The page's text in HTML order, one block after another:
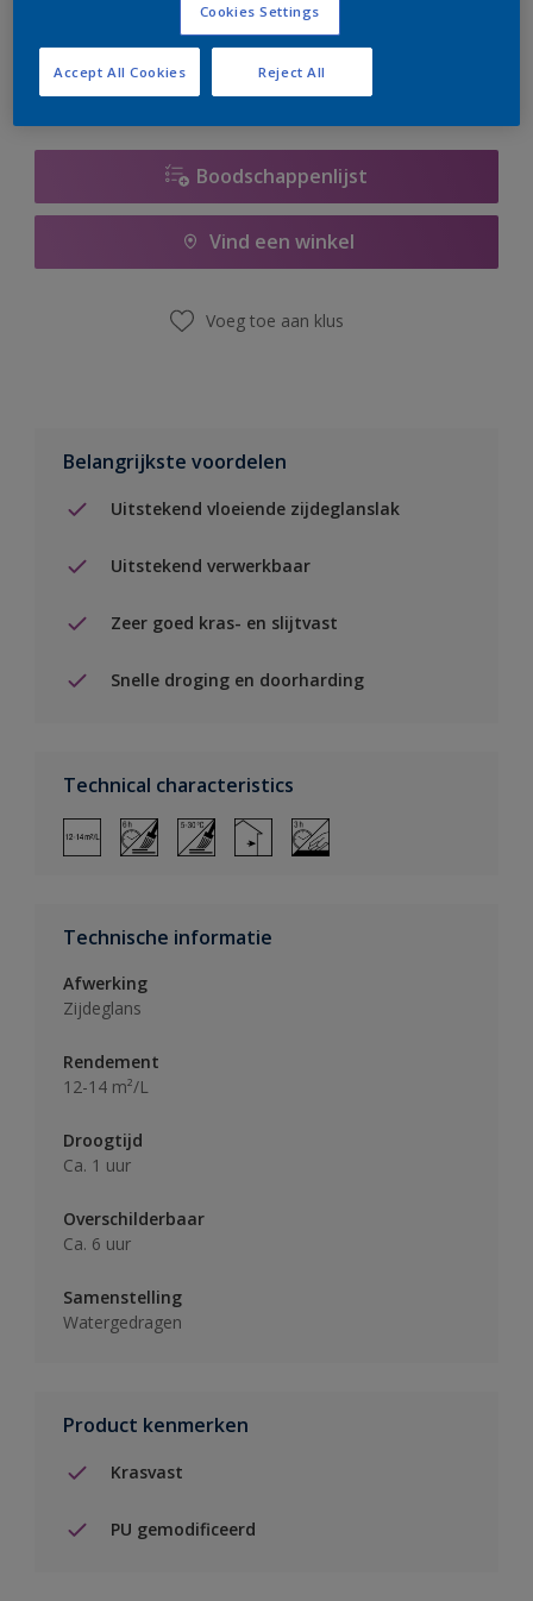
er hard aan om de voorraad aan te vullen.
Boodschappenlijst
Vind een winkel
Voeg toe aan klus
Belangrijkste voordelen
Uitstekend vloeiende zijdeglanslak
Uitstekend verwerkbaar
Zeer goed kras- en slijtvast
Snelle droging en doorharding
Technical characteristics
Technische informatie
Afwerking
Zijdeglans
Rendement
12-14 m²/L
Droogtijd
Ca. 1 uur
Overschilderbaar
Ca. 6 uur
Samenstelling
Watergedragen
Product kenmerken
Krasvast
PU gemodificeerd
Cookies Settings
Reject All
Accept All Cookies